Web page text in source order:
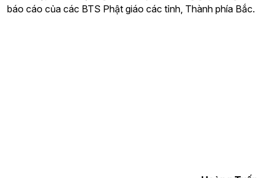
báo cáo của các BTS Phật giáo các tỉnh, Thành phía Bắc.